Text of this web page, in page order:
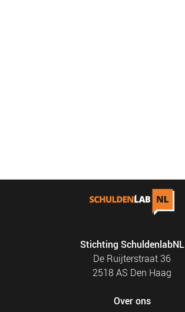
Stichting SchuldenlabNL
De Ruijterstraat 36
2518 AS Den Haag
Over ons